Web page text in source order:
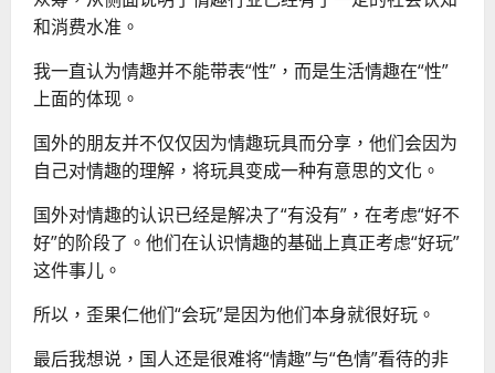
和消费水准。
我一直认为情趣并不能带表“性”，而是生活情趣在“性”
上面的体现。
国外的朋友并不仅仅因为情趣玩具而分享，他们会因为
自己对情趣的理解，将玩具变成一种有意思的文化。
国外对情趣的认识已经是解决了“有没有”，在考虑“好不
好”的阶段了。他们在认识情趣的基础上真正考虑“好玩”
这件事儿。
所以，歪果仁他们“会玩”是因为他们本身就很好玩。
最后我想说，国人还是很难将“情趣”与“色情”看待的非